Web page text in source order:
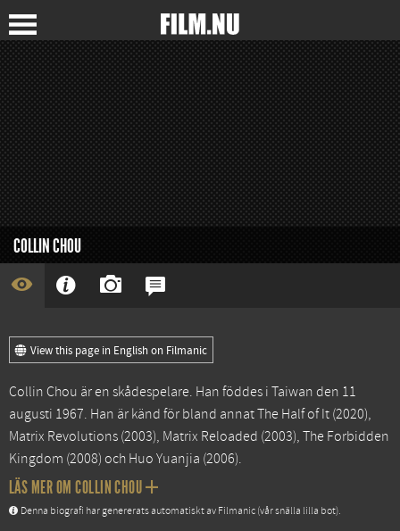
COLLIN CHOU
View this page in English on Filmanic
Collin Chou är en skådespelare. Han föddes i Taiwan den 11
augusti 1967. Han är känd för bland annatThe Half of It (2020),
Matrix Revolutions (2003), Matrix Reloaded (2003), The Forbidden
Kingdom (2008) och Huo Yuanjia (2006).
LÄS MER OM COLLIN CHOU
Denna biografi har genererats automatiskt av Filmanic (vår snälla lilla bot).